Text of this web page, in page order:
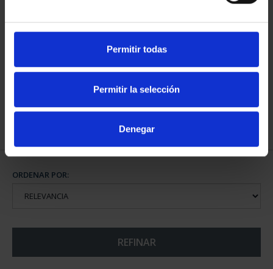
Permitir todas
Permitir la selección
Denegar
CAPITALES ESPAÑOLAS
73,00 €
CAPITALES ESPAÑOLAS
73,00 €
ORDENAR POR:
REFINAR